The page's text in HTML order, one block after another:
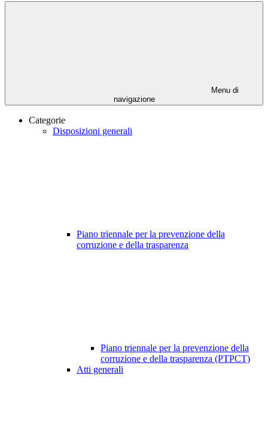
Menu di
navigazione
Categorie
Disposizioni generali
Piano triennale per la prevenzione della
corruzione e della trasparenza
Piano triennale per la prevenzione della
corruzione e della trasparenza (PTPCT)
Atti generali